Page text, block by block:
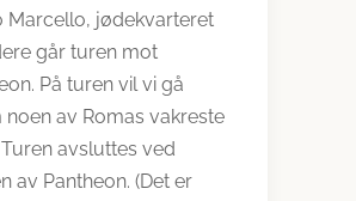
Marcello, jødekvarteret
går turen mot
På turen vil vi gå
noen av Romas vakreste
Turen avsluttes ved
av Pantheon. (Det er